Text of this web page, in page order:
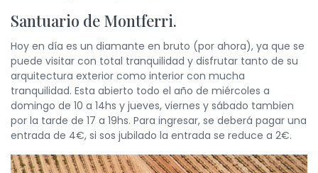
Santuario de Montferri.
Hoy en día es un diamante en bruto (por ahora), ya que se
puede visitar con total tranquilidad y disfrutar tanto de su
arquitectura exterior como interior con mucha
tranquilidad. Esta abierto todo el año de miércoles a
domingo de 10 a 14hs y jueves, viernes y sábado tambien
por la tarde de 17 a 19hs. Para ingresar, se deberá pagar una
entrada de 4€, si sos jubilado la entrada se reduce a 2€.